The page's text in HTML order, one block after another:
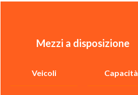
Mezzi a disposizione
Veicoli Capacità